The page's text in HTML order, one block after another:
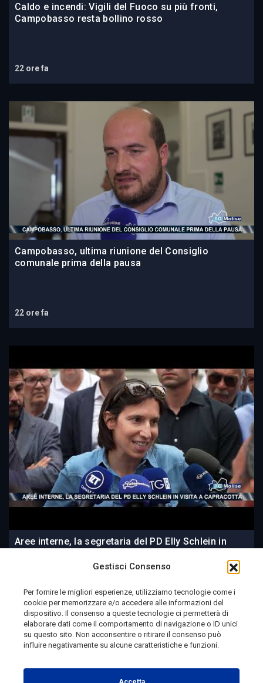
Gestisci Consenso
Per fornire le migliori esperienze, utilizziamo tecnologie come i
cookie per memorizzare e/o accedere alle informazioni del
dispositivo. Il consenso a queste tecnologie ci permetterà di
elaborare dati come il comportamento di navigazione o ID unici
su questo sito. Non acconsentire o ritirare il consenso può
influire negativamente su alcune caratteristiche e funzioni.
Caldo e incendi: Vigili del Fuoco su più fronti,
Campobasso resta bollino rosso
22 ore fa
Campobasso, ultima riunione del Consiglio
comunale prima della pausa
22 ore fa
Aree interne, la segretaria del PD Elly Schlein in
22 ore fa
Telemolise - reg. Tribunale di Campobasso n. 133 del
10/08/1982 - Direttore Responsabile:MANUELA